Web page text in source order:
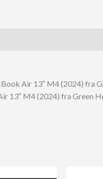
Air 13″ M4 (2024) fra
13″ M4 (2024) fra Green